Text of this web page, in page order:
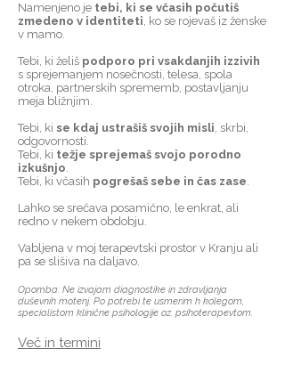
Namenjeno je tebi, ki se včasih počutiš
zmedeno v identiteti, ko se rojevaš iz ženske
v mamo.
Tebi, ki želiš podporo pri vsakdanjih izzivih
s sprejemanjem nosečnosti, telesa, spola
otroka, partnerskih sprememb, postavljanju
meja bližnjim.
Tebi, ki se kdaj ustrašiš svojih misli, skrbi,
odgovornosti.
Tebi, ki težje sprejemaš svojo porodno
izkušnjo.
Tebi, ki včasih pogrešaš sebe in čas zase.
Lahko se srečava posamično, le enkrat, ali
redno v nekem obdobju.
Vabljena v moj terapevtski prostor v Kranju ali
pa se slišiva na daljavo.
Opomba: Ne izvajam diagnostike in zdravljanja
duševnih motenj. Po potrebi te usmerim h kolegom,
specialistom klinične psihologije oz. psihoterapevtom.
Več in termini